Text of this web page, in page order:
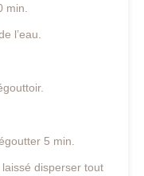
min.
l’eau.
5 min.
disperser tout